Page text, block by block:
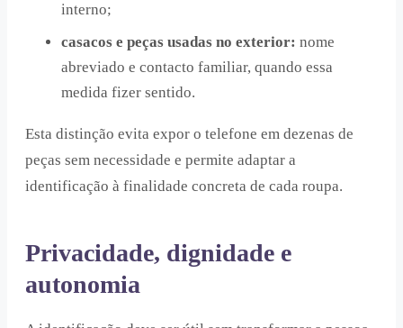
interno;
casacos e peças usadas no exterior: nome
abreviado e contacto familiar, quando essa
medida fizer sentido.
Esta distinção evita expor o telefone em dezenas de
peças sem necessidade e permite adaptar a
identificação à finalidade concreta de cada roupa.
Privacidade, dignidade e
autonomia